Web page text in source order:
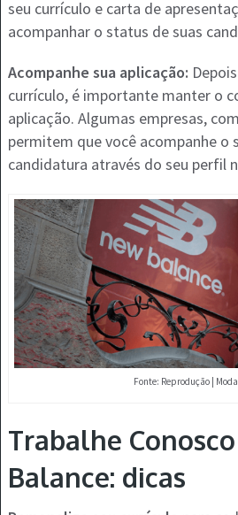
seu currículo e carta de
acompanhar o status de suas
Acompanhe sua aplicação:
currículo, é importante manter o
aplicação. Algumas empresas,
permitem que você acompanhe o
candidatura através do seu perfil
Fonte: Reprodução |
Trabalhe
Balance: dicas